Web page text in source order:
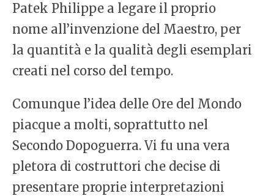
Patek Philippe a legare il proprio
nome all’invenzione del Maestro, per
la quantità e la qualità degli esemplari
creati nel corso del tempo.
Comunque l’idea delle Ore del Mondo
piacque a molti, soprattutto nel
Secondo Dopoguerra. Vi fu una vera
pletora di costruttori che decise di
presentare proprie interpretazioni